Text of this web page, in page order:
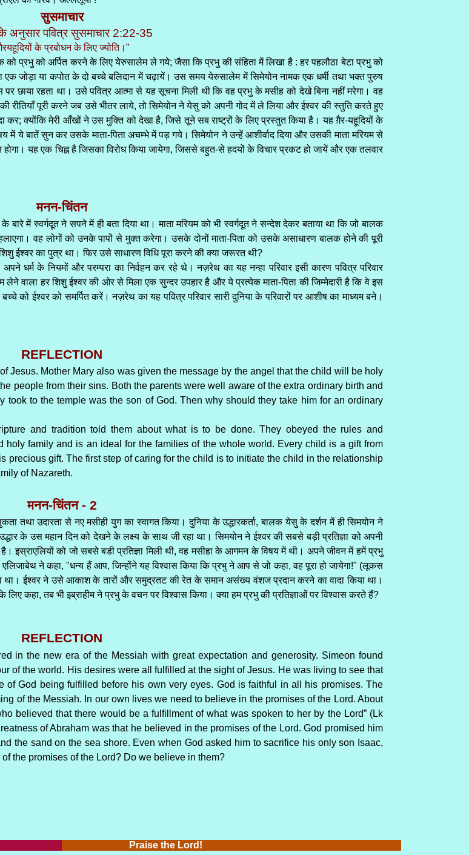
सुसमाचार
पवित्र सुसमाचार 2:22-35
के प्रबोधन के लिए ज्योति।”
प्रभु को अर्पित करने के लिए येरुसालेम ले गये; जैसा कि प्रभु की संहिता में लिखा है : हर पहलौठा बेटा प्रभु को
जोड़ा या कपोत के दो बच्चे बलिदान में चढ़ायें। उस समय येरुसालेम में सिमेयोन नामक एक धर्मी तथा भक्त पुरुष
पर छाया रहता था। उसे पवित्र आत्मा से यह सूचना मिली थी कि वह प्रभु के मसीह को देखे बिना नहीं मरेगा। वह
रीतियाँ पूरी करने जब उसे भीतर लाये, तो सिमेयोन ने येसु को अपनी गोद में ले लिया और ईश्वर की स्तुति करते हुए
क्योंकि मेरी आँखों ने उस मुक्ति को देखा है, जिसे तूने सब राष्ट्रों के लिए प्रस्तुत किया है। यह ग़ैर-यहूदियों के
में ये बातें सुन कर उसके माता-पिता अचम्भे में पड़ गये। सिमेयोन ने उन्हें आशीर्वाद दिया और उसकी माता मरियम से
यह एक चिह्न है जिसका विरोध किया जायेगा, जिससे बहुत-से हदयों के विचार प्रकट हो जायें और एक तलवार
मनन-चिंतन
में स्वर्गदूत ने सपने में ही बता दिया था। माता मरियम को भी स्वर्गदूत ने सन्देश देकर बताया था कि जो बालक
वह लोगों को उनके पापों से मुक्त करेगा। उसके दोनों माता-पिता को उसके असाधारण बालक होने की पूरी
ईश्वर का पुत्र था। फिर उसे साधारण विधि पूरा करने की क्या जरूरत थी?
अपने धर्म के नियमों और परम्परा का निर्वहन कर रहे थे। नज़रेथ का यह नन्हा परिवार इसी कारण पवित्र परिवार
वाला हर शिशु ईश्वर की ओर से मिला एक सुन्दर उपहार है और ये प्रत्येक माता-पिता की जिम्मेदारी है कि वे इस
ईश्वर को समर्पित करें। नज़रेथ का यह पवित्र परिवार सारी दुनिया के परिवारों पर आशीष का माध्यम बने।
REFLECTION
Jesus. Mother Mary also was given the message by the angel that the child will be holy
people from their sins. Both the parents were well aware of the extra ordinary birth and
took to the temple was the son of God. Then why should they take him for an ordinary
and tradition told them about what is to be done. They obeyed the rules and
family and is an ideal for the families of the whole world. Every child is a gift from
precious gift. The first step of caring for the child is to initiate the child in the relationship
of Nazareth.
मनन-चिंतन - 2
तथा उदारता से नए मसीही युग का स्वागत किया। दुनिया के उद्धारकर्ता, बालक येसु के दर्शन में ही सिमयोन ने
के उस महान दिन को देखने के लक्ष्य के साथ जी रहा था। सिमयोन ने ईश्वर की सबसे बड़ी प्रतिज्ञा को अपनी
इस्राएलियों को जो सबसे बडी प्रतिज्ञा मिली थी, वह मसीहा के आगमन के विषय में थी। अपने जीवन में हमें प्रभु
ने कहा, "धन्य हैं आप, जिन्होंने यह विश्वास किया कि प्रभु ने आप से जो कहा, वह पूरा हो जायेगा!" (लूकस
था। ईश्वर ने उसे आकाश के तारों और समुद्रतट की रेत के समान असंख्य वंशज प्रदान करने का वादा किया था।
कहा, तब भी इब्राहीम ने प्रभु के वचन पर विश्वास किया। क्या हम प्रभु की प्रतिज्ञाओं पर विश्वास करते हैं?
REFLECTION
in the new era of the Messiah with great expectation and generosity. Simeon found
of the world. His desires were all fulfilled at the sight of Jesus. He was living to see that
of God being fulfilled before his own very eyes. God is faithful in all his promises. The
of the Messiah. In our own lives we need to believe in the promises of the Lord. About
believed that there would be a fulfillment of what was spoken to her by the Lord” (Lk
of Abraham was that he believed in the promises of the Lord. God promised him
the sand on the sea shore. Even when God asked him to sacrifice his only son Isaac,
the promises of the Lord? Do we believe in them?
Praise the Lord!